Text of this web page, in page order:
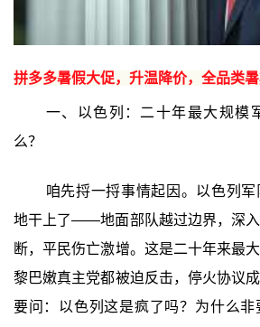
拼多多暑假大促，升温降价，全品类
一、以色列：二十年最大规模
么？
咱先捋一捋事情起因。以色列
地干上了——地面部队越过边界，深
断，平民伤亡激增。这是二十年来最
黎巴嫩真主党都被迫反击，停火协议
要问：以色列这是疯了吗？为什么